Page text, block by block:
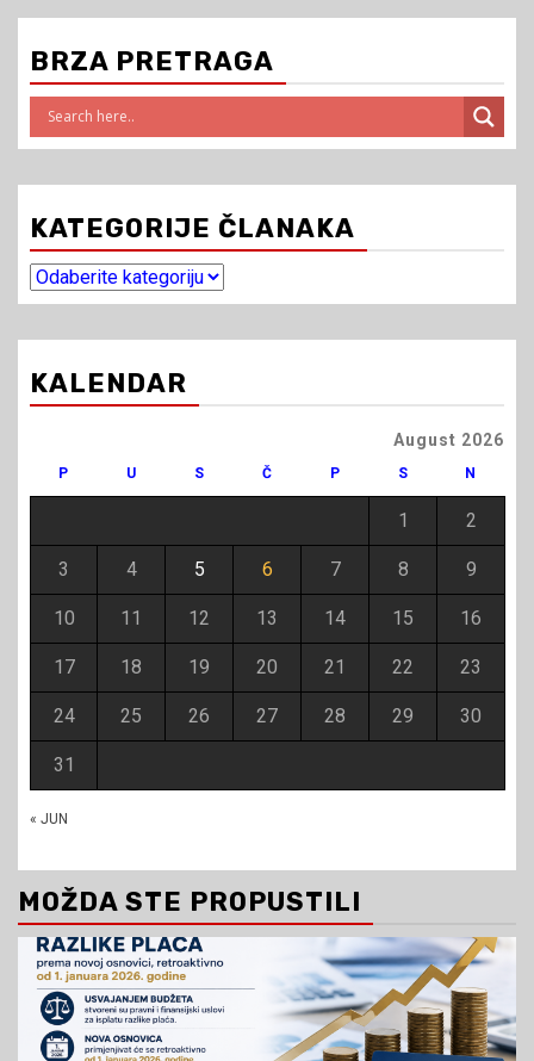
BRZA PRETRAGA
KATEGORIJE ČLANAKA
Kategorije
članaka
KALENDAR
August 2026
P U S Č P S N
« JUN
1 2
3 4 5 6 7 8 9
10 11 12 13 14 15 16
17 18 19 20 21 22 23
24 25 26 27 28 29 30
31
MOŽDA STE PROPUSTILI